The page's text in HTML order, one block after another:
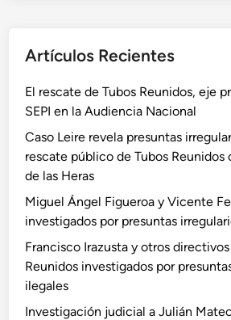
Artículos Recientes
El rescate de Tubos Reunidos, eje
SEPI en la Audiencia Nacional
Caso Leire revela presuntas
rescate público de Tubos Reunidos
de las Heras
Miguel Ángel Figueroa y Vicente
investigados por presuntas
Francisco Irazusta y otros
Reunidos investigados por
ilegales
Investigación judicial a Julián